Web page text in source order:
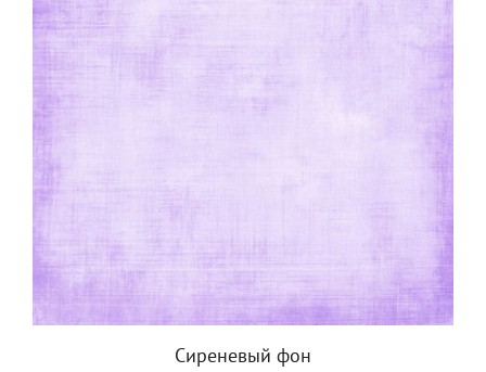
Сиреневый фон